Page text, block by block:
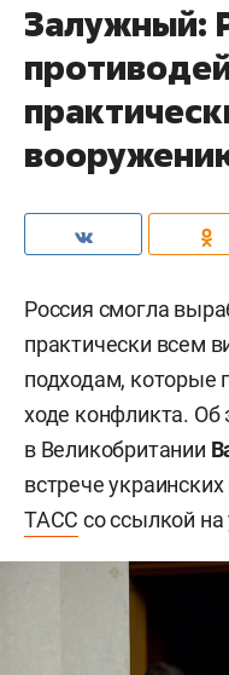
Залужный:
Россия смогла
практически всем
подходам, которые
ходе конфликта. Об
в Великобритании
встрече
ТАСС со ссылкой